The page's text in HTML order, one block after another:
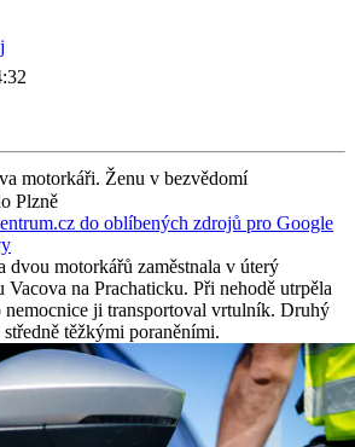
motorkáři. Ženu v bezvědomí
Plzně
do oblíbených zdrojů pro Google
dvou motorkářů zaměstnala v úterý
Vacova na Prachaticku. Při nehodě utrpěla
nemocnice ji transportoval vrtulník. Druhý
těžkými poraněními.